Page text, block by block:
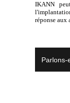
Parlons-
IKANN
réponse aux